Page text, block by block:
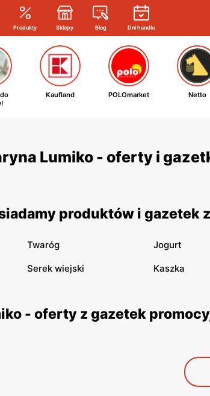
Produkty Sklepy Blog Dni handlu
Kaufland POLOmarket Netto
Lumiko - oferty i
produktów i gazetek
Twaróg Jogurt
Serek wiejski Kaszka
- oferty z gazetek